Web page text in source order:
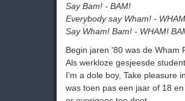
Say Bam! - BAM!
Everybody say Wham! -
Say Wham! Bam! - WHAM!
Begin jaren '80 was de Wham
Als werkloze gesjeesde
I'm a dole boy, Take pleasure
was toen pas een jaar of 18